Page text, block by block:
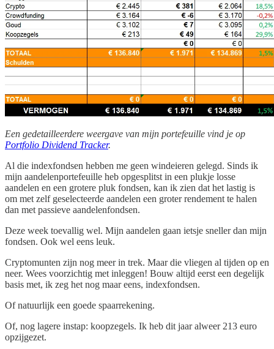
Een gedetailleerdere weergave van mijn portefeuille vind je op
Portfolio Dividend Tracker.
Al die indexfondsen hebben me geen windeieren gelegd. Sinds ik
mijn aandelenportefeuille heb opgesplitst in een plukje losse
aandelen en een grotere pluk fondsen, kan ik zien dat het lastig is
om met zelf geselecteerde aandelen een groter rendement te halen
dan met passieve aandelenfondsen.
Deze week toevallig wel. Mijn aandelen gaan ietsje sneller dan mijn
fondsen. Ook wel eens leuk.
Cryptomunten zijn nog meer in trek. Maar die vliegen al tijden op en
neer. Wees voorzichtig met inleggen! Bouw altijd eerst een degelijk
basis met, ik zeg het nog maar eens, indexfondsen.
Of natuurlijk een goede spaarrekening.
Of, nog lagere instap: koopzegels. Ik heb dit jaar alweer 213 euro
opzijgezet.